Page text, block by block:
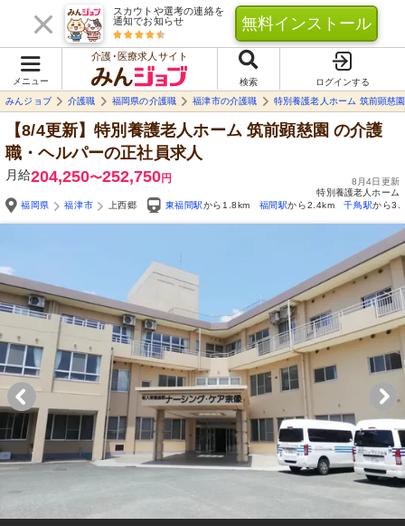
スカウトや選考の連絡を
通知でお知らせ
無料インストール
メニュー
介護･医療求人サイト
検索
ログインする
みんジョブ
介護職 福岡県の介護職 福津市の介護職 特別養護老人ホーム 筑前顕慈園
【8/4更新】特別養護老人ホーム 筑前顕慈園 の介護
職・ヘルパーの正社員求人
月給204,250〜252,750円
8月4日更新
特別養護老人ホーム
福岡県
福津市 上西郷 東福間駅から1.8km 福間駅から2.4km 千鳥駅から